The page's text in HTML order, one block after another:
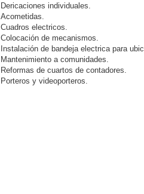
Dericaciones individuales.
Cuadros electricos.
Colocación de mecanismos.
Instalación de bandeja electrica para
Mantenimiento a comunidades.
Reformas de cuartos de contadores.
Porteros y